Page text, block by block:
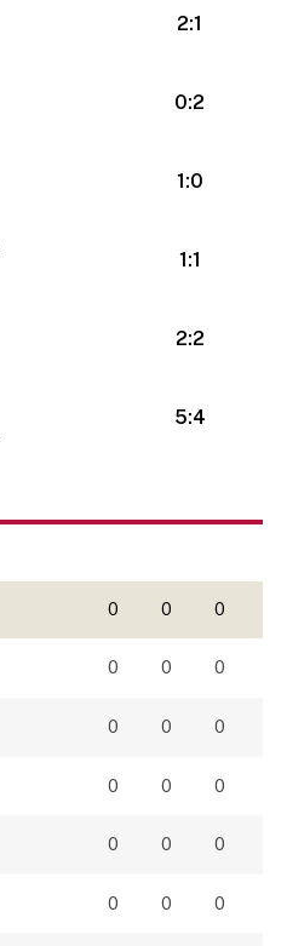
2:1
0:2
1:0
1:1
2:2
5:4
0 0 0
0 0 0
0 0 0
0 0 0
0 0 0
0 0 0